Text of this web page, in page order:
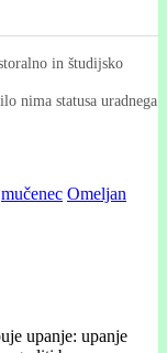
in študijsko
nima statusa uradnega
mučenec Omeljan
upanje: upanje